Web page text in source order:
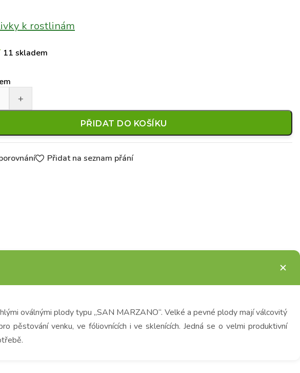
k rostlinám
11 skladem
PŘIDAT DO KOŠÍKU
Přidat na seznam přání
oválnými plody typu „SAN MARZANO“. Velké a pevné plody mají válcovitý
venku, ve fóliovnících i ve sklenících. Jedná se o velmi produktivní